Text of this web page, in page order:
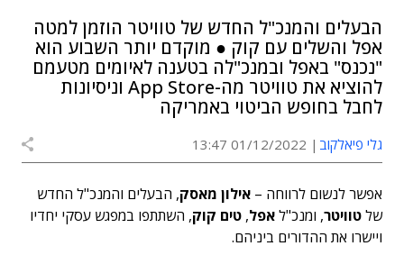
הבעלים והמנכ"ל החדש של טוויטר הוזמן למטה
אפל והשלים עם קוק ● מוקדם יותר השבוע הוא
"נכנס" באפל ובמנכ"לה בטענה לאיומים מטעמם
להוציא את טוויטר מה-App Store וניסיונות
לחבל בחופש הביטוי באמריקה
גלי פיאלקוב 01/12/2022 13:47
אפשר לנשום לרווחה – אילון מאסק, הבעלים והמנכ"ל החדש
שלטוויטר, ומנכ"לאפל, טים קוק, השתתפו במפגש עסקי יחדיו
ויישרו את ההדורים ביניהם.